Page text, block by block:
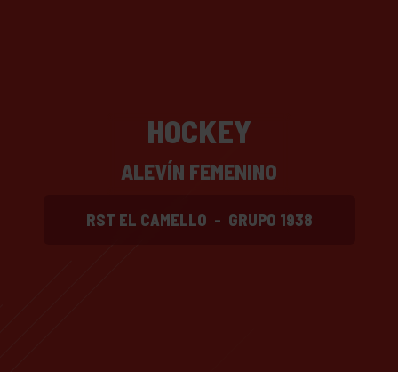
HOCKEY
ALEVÍN FEMENINO
RST EL CAMELLO - GRUPO 1938